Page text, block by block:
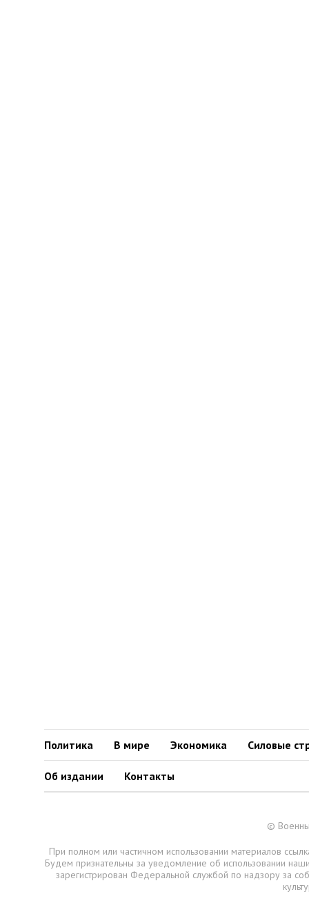
Политика В мире Экономика Силовые
Об издании Контакты
©
При полном или частичном использовании материалов
Будем признательны за уведомление об использовании
зарегистрирован Федеральной службой по надзору за